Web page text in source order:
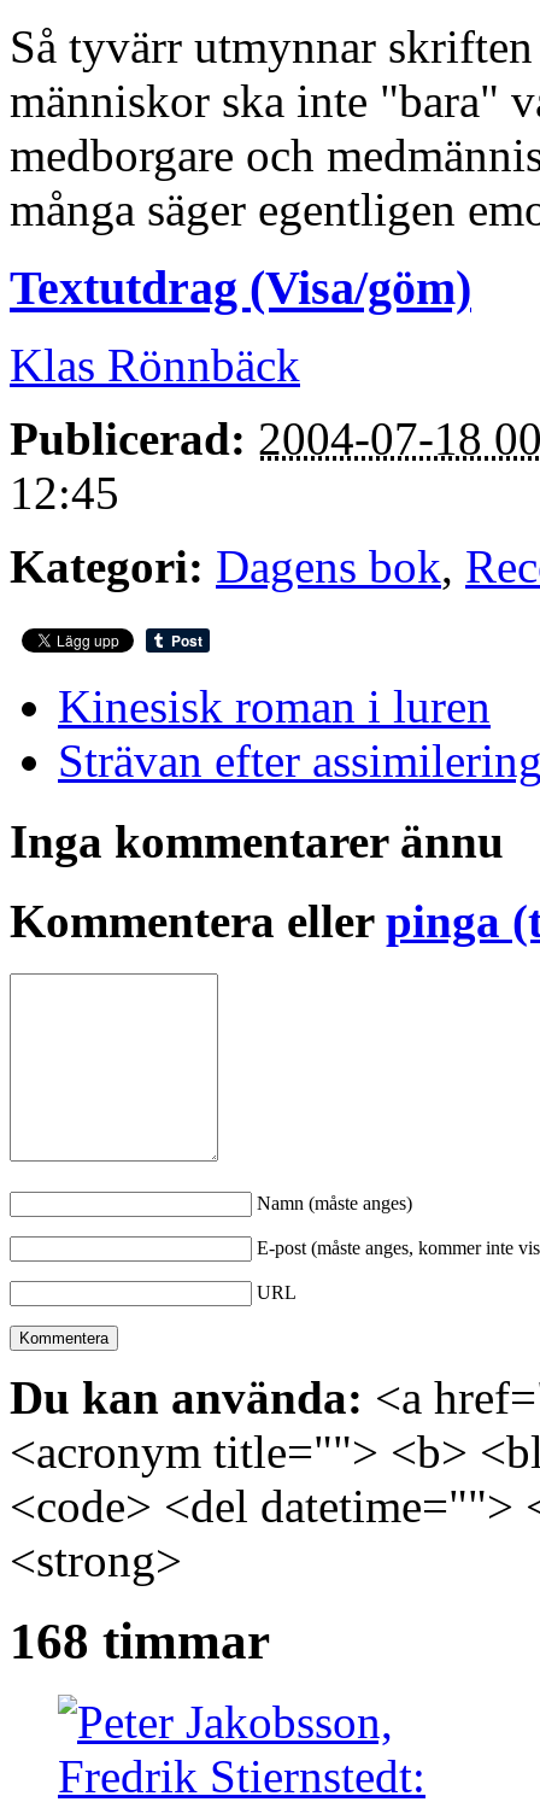
Så tyvärr utmynnar
människor ska inte "bara"
medborgare och
många säger egentligen
Textutdrag (Visa/göm)
Klas Rönnbäck
Publicerad: 2004-07-18
12:45
Kategori: Dagens bok,
Kinesisk roman i luren
Strävan efter
Inga kommentarer ännu
Kommentera eller pinga
Namn (måste anges)
E-post (måste anges, kommer inte
URL
Du kan använda: <a
<acronym title=""> <b>
<code> <del
<strong>
168 timmar